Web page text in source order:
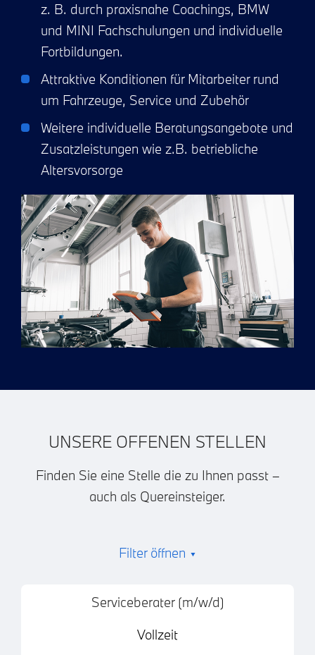
z. B. durch praxisnahe Coachings, BMW
und MINI Fachschulungen und individuelle
Fortbildungen.
Attraktive Konditionen für Mitarbeiter rund
um Fahrzeuge, Service und Zubehör
Weitere individuelle Beratungsangebote und
Zusatzleistungen wie z.B. betriebliche
Altersvorsorge
UNSERE OFFENEN STELLEN
Finden Sie eine Stelle die zu Ihnen passt –
auch als Quereinsteiger.
Filter öffnen ▾
Serviceberater (m/w/d)
Vollzeit